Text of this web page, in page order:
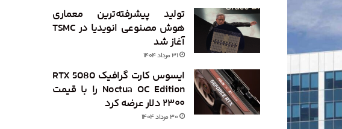
تولید پیشرفته‌ترین معماری
هوش مصنوعی انویدیا در TSMC
آغاز شد
۳۱ مرداد ۱۴۰۴
ایسوس کارت گرافیک RTX 5080
Noctua OC Edition را با قیمت
۲۳۰۰ دلار عرضه کرد
۳۰ مرداد ۱۴۰۴